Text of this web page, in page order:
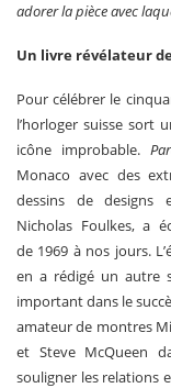
adorer la pièce avec
Un livre révélateur
Pour célébrer le
l’horloger suisse sort
icône improbable.
Monaco avec des
dessins de designs
Nicholas Foulkes, a
de 1969 à nos jours.
en a rédigé un autre
important dans le
amateur de montres
et Steve McQueen
souligner les relations